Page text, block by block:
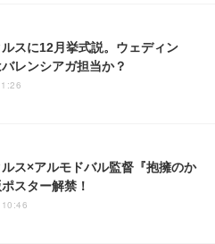
スに12月挙式説。ウェディン
レンシアガ担当か？
ス×アルモドバル監督『抱擁のか
スター解禁！